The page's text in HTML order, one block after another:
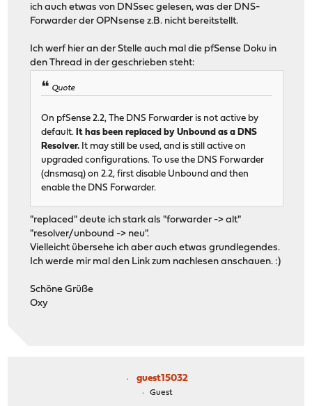
ich auch etwas von DNSsec gelesen, was der DNS-
Forwarder der OPNsense z.B. nicht bereitstellt.
Ich werf hier an der Stelle auch mal die pfSense Doku in
den Thread in der geschrieben steht:
Quote
On pfSense 2.2, The DNS Forwarder is not active by
default. It has been replaced by Unbound as a DNS
Resolver. It may still be used, and is still active on
upgraded configurations. To use the DNS Forwarder
(dnsmasq) on 2.2, first disable Unbound and then
enable the DNS Forwarder.
"replaced" deute ich stark als "forwarder -> alt"
"resolver/unbound -> neu".
Vielleicht übersehe ich aber auch etwas grundlegendes.
Ich werde mir mal den Link zum nachlesen anschauen. :)
Schöne Grüße
Oxy
guest15032
Guest